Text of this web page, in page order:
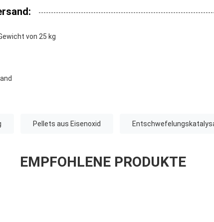
von 25 kg
Pellets aus Eisenoxid
EMPFOHLENE PRODUKTE